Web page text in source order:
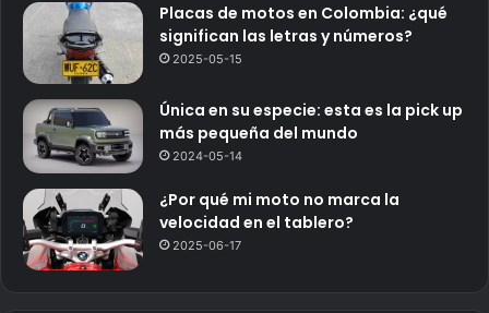
Placas de motos en Colombia: ¿qué
significan las letras y números?
2025-05-15
Única en su especie: esta es la pick up
más pequeña del mundo
2024-05-14
¿Por qué mi moto no marca la
velocidad en el tablero?
2025-06-17